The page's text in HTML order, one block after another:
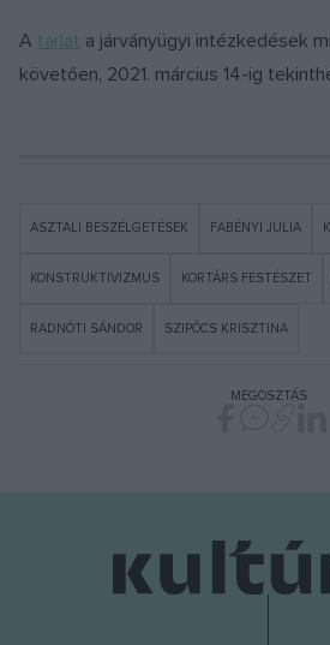
A tárlat a járványügyi intézkedések
követően, 2021. március 14-ig
ASZTALI BESZÉLGETÉSEK FABÉNYI JULIA
KONSTRUKTIVIZMUS KORTÁRS FESTÉSZET
RADNÓTI SÁNDOR SZIPŐCS KRISZTINA
MEGOSZTÁS